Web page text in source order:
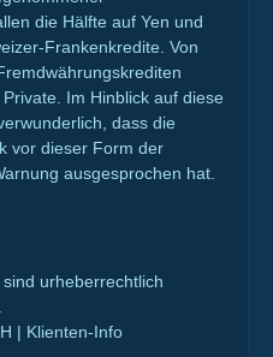
die Hälfte auf Yen und
Frankenkredite. Von
Im Hinblick auf diese
dass die
vor dieser Form der
ausgesprochen hat.
urheberrechtlich
| Klienten-Info